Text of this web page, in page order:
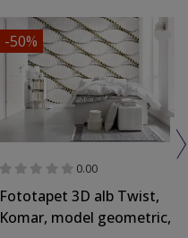
-50%
0.00
Fototapet 3D alb Twist,
Komar, model geometric,